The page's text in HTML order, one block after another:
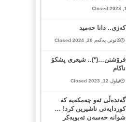
کەزی.. دانا حەمید
کانونی یەکەم 20, 2024 Closed
فرۆشتن…(*).. شیعری پشکۆ
ناکام
ئیلول 12, 2023 Closed
گەندەڵی ئەو چەمکەیە کە
کوردایەتی ناشیرین کرد! …
شوانە حەسەن ئەبوبەکر